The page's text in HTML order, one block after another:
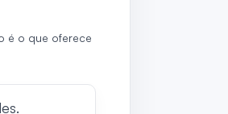
é o que oferece